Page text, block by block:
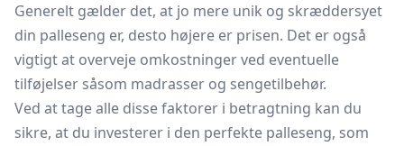
Generelt gælder det, at jo mere unik og skræddersyet
din palleseng er, desto højere er prisen. Det er også
vigtigt at overveje omkostninger ved eventuelle
tilføjelser såsom madrasser og sengetilbehør.
Ved at tage alle disse faktorer i betragtning kan du
sikre, at du investerer i den perfekte palleseng, som